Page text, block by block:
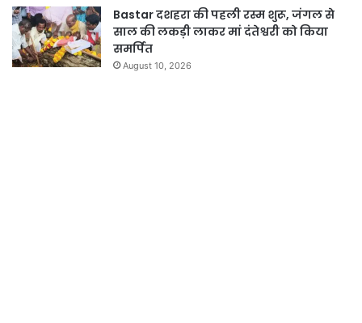
Bastar दशहरा की पहली रस्म शुरू, जंगल से
साल की लकड़ी लाकर मां दंतेश्वरी को किया
समर्पित
August 10, 2026